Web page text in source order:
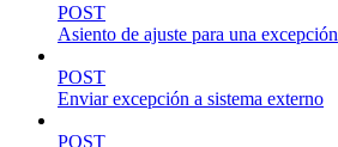
POST
Asiento de ajuste para una excepción
POST
Enviar excepción a sistema externo
POST